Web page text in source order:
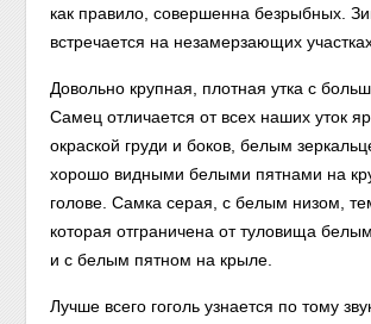
как правило, совершенна безрыбных.
встречается на незамерзающих
Довольно крупная, плотная утка с
Самец отличается от всех наших уток
окраской груди и боков, белым
хорошо видными белыми пятнами на
голове. Самка серая, с белым низом,
которая отграничена от туловища
и с белым пятном на крыле.
Лучше всего гоголь узнается по тому